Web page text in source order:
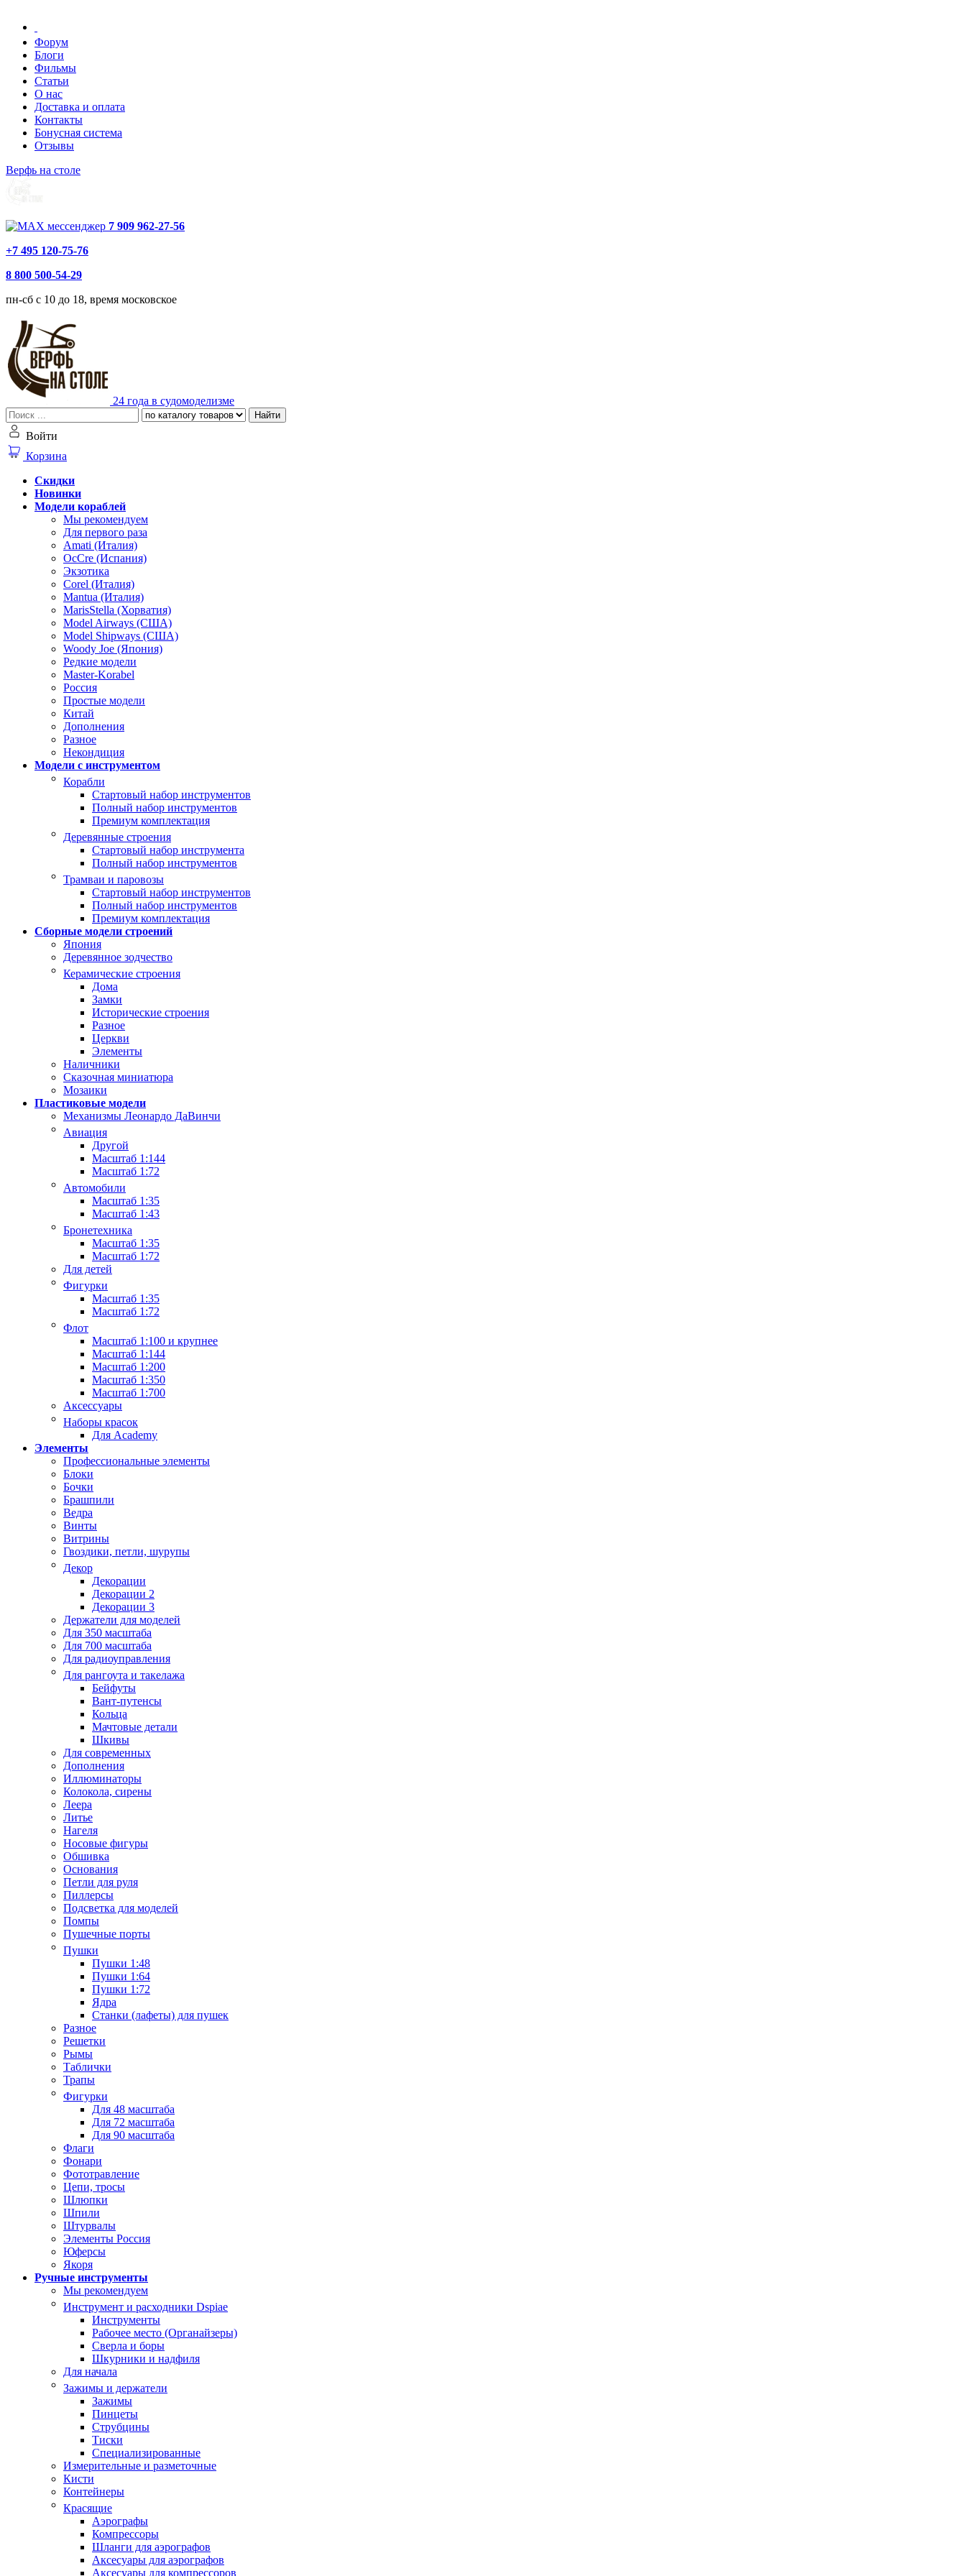
Форум
Блоги
Фильмы
Статьи
О нас
Доставка и оплата
Контакты
Бонусная система
Отзывы
Верфь на столе
7 909 962-27-56
+7 495 120-75-76
8 800 500-54-29
пн-сб с 10 до 18, время московское
24 года в судомоделизме
Найти
Войти
Корзина
Скидки
Новинки
Модели кораблей
Мы рекомендуем
Для первого раза
Amati (Италия)
OcCre (Испания)
Экзотика
Corel (Италия)
Mantua (Италия)
MarisStella (Хорватия)
Model Airways (США)
Model Shipways (США)
Woody Joe (Япония)
Редкие модели
Master-Korabel
Россия
Простые модели
Китай
Дополнения
Разное
Некондиция
Модели с инструментом
Корабли
Стартовый набор инструментов
Полный набор инструментов
Премиум комплектация
Деревянные строения
Стартовый набор инструмента
Полный набор инструментов
Трамваи и паровозы
Стартовый набор инструментов
Полный набор инструментов
Премиум комплектация
Сборные модели строений
Япония
Деревянное зодчество
Керамические строения
Дома
Замки
Исторические строения
Разное
Церкви
Элементы
Наличники
Сказочная миниатюра
Мозаики
Пластиковые модели
Механизмы Леонардо ДаВинчи
Авиация
Другой
Масштаб 1:144
Масштаб 1:72
Автомобили
Масштаб 1:35
Масштаб 1:43
Бронетехника
Масштаб 1:35
Масштаб 1:72
Для детей
Фигурки
Масштаб 1:35
Масштаб 1:72
Флот
Масштаб 1:100 и крупнее
Масштаб 1:144
Масштаб 1:200
Масштаб 1:350
Масштаб 1:700
Аксессуары
Наборы красок
Для Academy
Элементы
Профессиональные элементы
Блоки
Бочки
Брашпили
Ведра
Винты
Витрины
Гвоздики, петли, шурупы
Декор
Декорации
Декорации 2
Декорации 3
Держатели для моделей
Для 350 масштаба
Для 700 масштаба
Для радиоуправления
Для рангоута и такелажа
Бейфуты
Вант-путенсы
Кольца
Мачтовые детали
Шкивы
Для современных
Дополнения
Иллюминаторы
Колокола, сирены
Леера
Литье
Нагеля
Носовые фигуры
Обшивка
Основания
Петли для руля
Пиллерсы
Подсветка для моделей
Помпы
Пушечные порты
Пушки
Пушки 1:48
Пушки 1:64
Пушки 1:72
Ядра
Станки (лафеты) для пушек
Разное
Решетки
Рымы
Таблички
Трапы
Фигурки
Для 48 масштаба
Для 72 масштаба
Для 90 масштаба
Флаги
Фонари
Фототравление
Цепи, тросы
Шлюпки
Шпили
Штурвалы
Элементы Россия
Юферсы
Якоря
Ручные инструменты
Мы рекомендуем
Инструмент и расходники Dspiae
Инструменты
Рабочее место (Органайзеры)
Сверла и боры
Шкурники и надфиля
Для начала
Зажимы и держатели
Зажимы
Пинцеты
Струбцины
Тиски
Специализированные
Измерительные и разметочные
Кисти
Контейнеры
Красящие
Аэрографы
Компрессоры
Шланги для аэрографов
Аксесуары для аэрографов
Аксесуары для компрессоров